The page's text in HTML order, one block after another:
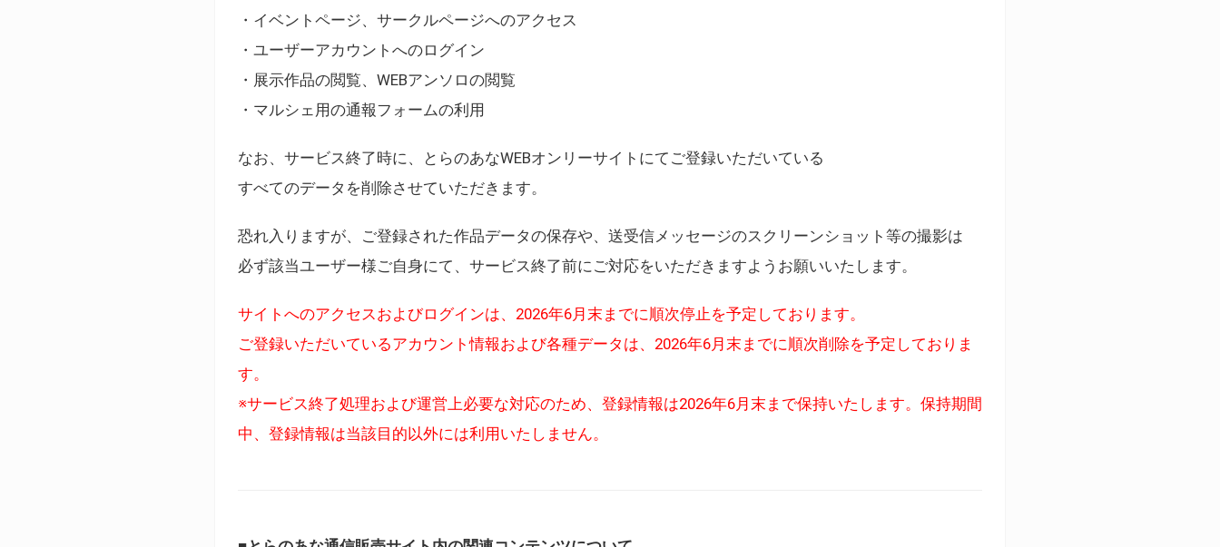
・イベントページ、サークルページへのアクセス
・ユーザーアカウントへのログイン
・展示作品の閲覧、WEBアンソロの閲覧
・マルシェ用の通報フォームの利用
なお、サービス終了時に、とらのあなWEBオンリーサイトにてご登録いただいている
すべてのデータを削除させていただきます。
恐れ入りますが、ご登録された作品データの保存や、送受信メッセージのスクリーンショット等の撮影は
必ず該当ユーザー様ご自身にて、サービス終了前にご対応をいただきますようお願いいたします。
サイトへのアクセスおよびログインは、2026年6月末までに順次停止を予定しております。
ご登録いただいているアカウント情報および各種データは、2026年6月末までに順次削除を予定しておりま
す。
※サービス終了処理および運営上必要な対応のため、登録情報は2026年6月末まで保持いたします。保持期間
中、登録情報は当該目的以外には利用いたしません。